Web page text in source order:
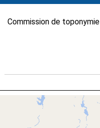
Commission de toponymie